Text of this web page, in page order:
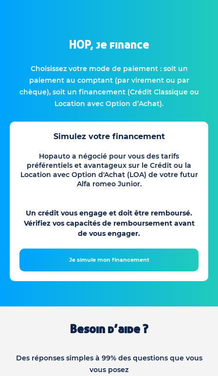
HOP, je finance
Choisissez votre mode de paiement : soit un
paiement au comptant (par virement ou par
chèque), soit un financement (Crédit Classique ou
Location avec Option d’Achat).
Simulez votre financement
Hopauto a négocié pour vous des tarifs
préférentiels et avantageux sur le Crédit ou la
Location avec Option d'Achat (LOA) de votre futur
Alfa romeo Junior.
Un crédit vous engage et doit être remboursé.
Vérifiez vos capacités de remboursement avant
de vous engager.
Je simule mon financement
Besoin d’aide ?
Des réponses simples à 99% des questions que vous
vous posez